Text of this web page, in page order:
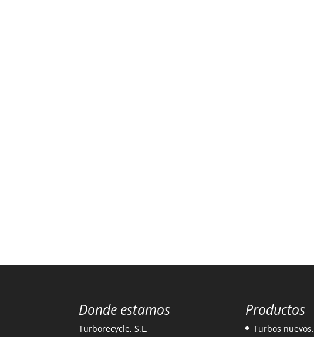
Donde estamos
Turborecycle, S.L.
Productos
Turbos nuevos.